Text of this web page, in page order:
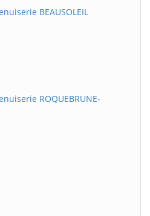
BEAUSOLEIL
ROQUEBRUNE-